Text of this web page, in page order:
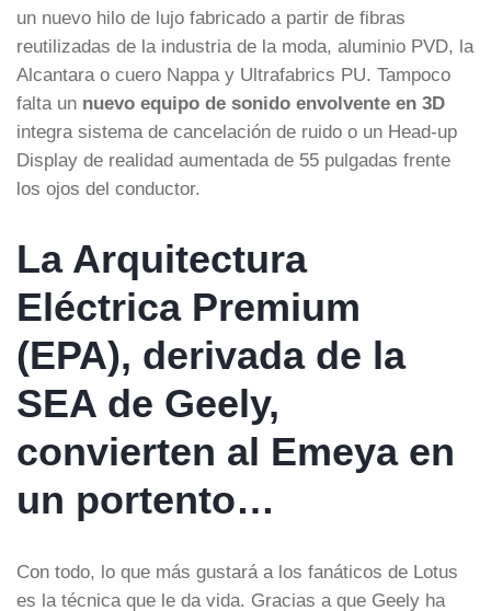
un nuevo hilo de lujo fabricado a partir de fibras
reutilizadas de la industria de la moda, aluminio PVD, la
Alcantara o cuero Nappa y Ultrafabrics PU. Tampoco
falta un nuevo equipo de sonido envolvente en 3D
integra sistema de cancelación de ruido o un Head-up
Display de realidad aumentada de 55 pulgadas frente
los ojos del conductor.
La Arquitectura
Eléctrica Premium
(EPA), derivada de la
SEA de Geely,
convierten al Emeya en
un portento…
Con todo, lo que más gustará a los fanáticos de Lotus
es la técnica que le da vida. Gracias a que Geely ha